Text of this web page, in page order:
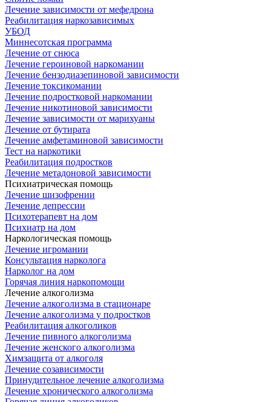
Лечение зависимости от мефедрона
Реабилитация наркозависимых
УБОД
Миннесотская программа
Лечение от снюса
Лечение героиновой наркомании
Лечение бензодиазепиновой зависимости
Лечение токсикомании
Лечение подростковой наркомании
Лечение никотиновой зависимости
Лечение зависимости от марихуаны
Лечение от бутирата
Лечение амфетаминовой зависимости
Тест на наркотики
Реабилитация подростков
Лечение метадоновой зависимости
Психиатрическая помощь
Лечение шизофрении
Лечение депрессии
Психотерапевт на дом
Психиатр на дом
Наркологическая помощь
Лечение игромании
Консультация нарколога
Нарколог на дом
Горячая линия наркопомощи
Лечение алкоголизма
Лечение алкоголизма в стационаре
Лечение алкоголизма у подростков
Реабилитация алкоголиков
Лечение пивного алкоголизма
Лечение женского алкоголизма
Химзащита от алкоголя
Лечение созависимости
Принудительное лечение алкоголизма
Лечение хронического алкоголизма